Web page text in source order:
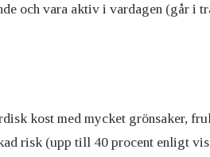
och vara aktiv i vardagen (går i
kost med mycket grönsaker,
risk (upp till 40 procent enligt